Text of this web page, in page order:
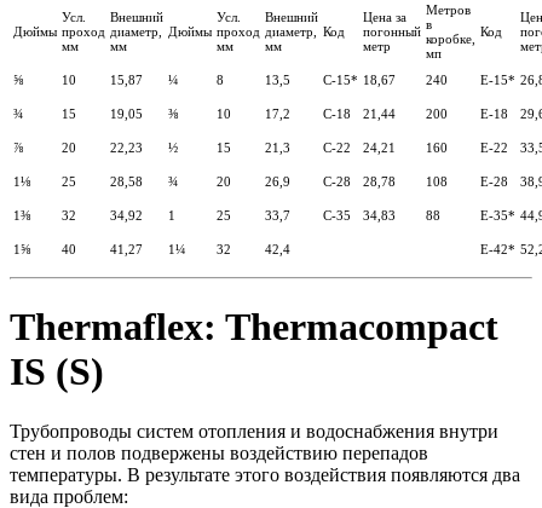
Дюймы
Усл.
проход
мм
Внешний
диаметр,
мм
Дюймы
Усл.
проход
мм
Внешний
диаметр,
мм
Код
Цена за
погонный
метр
Метров
в
коробке,
мп
Код
⅝ 10 15,87 ¼ 8 13,5 С-15* 18,67 240 Е-15*
¾ 15 19,05 ⅜ 10 17,2 С-18 21,44 200 Е-18
⅞ 20 22,23 ½ 15 21,3 С-22 24,21 160 E-22
1⅛ 25 28,58 ¾ 20 26,9 С-28 28,78 108 E-28
1⅜ 32 34,92 1 25 33,7 С-35 34,83 88 E-35*
1⅝ 40 41,27 1¼ 32 42,4 E-42*
Thermaflex: Thermacompact
IS (S)
Трубопроводы систем отопления и водоснабжения внутри
стен и полов подвержены воздействию перепадов
температуры. В результате этого воздействия появляются два
вида проблем: